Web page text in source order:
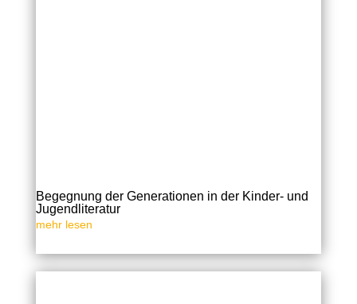
Begegnung der Generationen in der Kinder- und
Jugendliteratur
mehr lesen